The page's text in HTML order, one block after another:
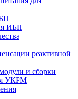
ИБП
реактивной
и сборки
УКРМ